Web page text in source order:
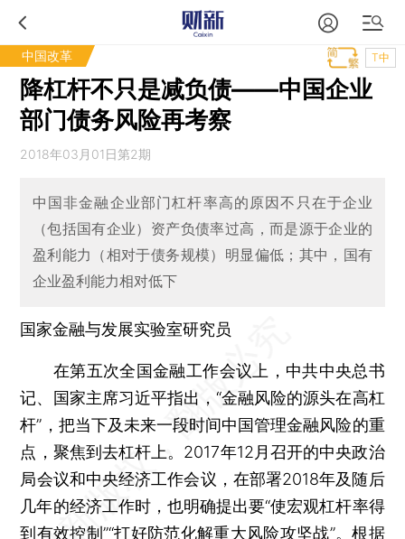
中国改革 T中
降杠杆不只是减负债——中国企业
部门债务风险再考察
2018年03月01日第2期
中国非金融企业部门杠杆率高的原因不只在于企业
（包括国有企业）资产负债率过高，而是源于企业的
盈利能力（相对于债务规模）明显偏低；其中，国有
企业盈利能力相对低下
国家金融与发展实验室研究员
在第五次全国金融工作会议上，中共中央总书
记、国家主席习近平指出，“金融风险的源头在高杠
杆”，把当下及未来一段时间中国管理金融风险的重
点，聚焦到去杠杆上。2017年12月召开的中央政治
局会议和中央经济工作会议，在部署2018年及随后
几年的经济工作时，也明确提出要“使宏观杠杆率得
到有效控制”“打好防范化解重大风险攻坚战”。根据